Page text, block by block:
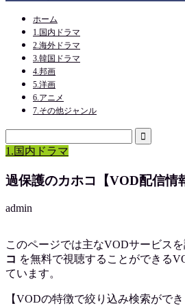
ホーム
1.国内ドラマ
2.海外ドラマ
3.韓国ドラマ
4.邦画
5.洋画
6.アニメ
7.その他ジャンル
1.国内ドラマ
過保護のカホコ【VOD配信情
admin
このページでは主なVODサービスを
コ を無料で視聴することができる
ています。
【VODの特徴で絞り込み検索ができ